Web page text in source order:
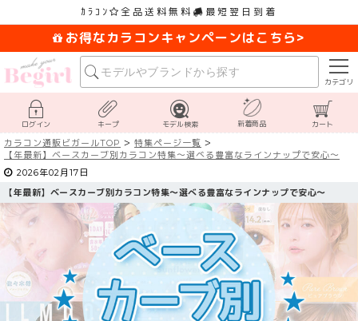
ｶﾗｺﾝ 全品送料無料 最短翌日到着
お得なカラコンキャンペーンはこちら>
カテゴリ
ログイン キープ モデル検索 新着商品 カート
カラコン通販ビガールTOP
特集ページ一覧
【 年最新】ベースカーブ別カラコン特集～選べる豊富なラインナップで安心～
2026年02月17日
【年最新】ベースカーブ別カラコン特集～選べる豊富なラインナップで安心～